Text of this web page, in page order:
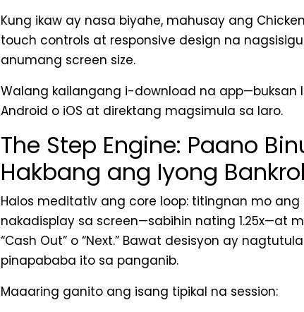
Kung ikaw ay nasa biyahe, mahusay ang
touch controls at responsive design na
anumang screen size.
Walang kailangang i-download na app—buksan
Android o iOS at direktang magsimula sa laro.
The Step Engine: Paano
Hakbang ang Iyong
Halos meditativ ang core loop: titingnan mo
nakadisplay sa screen—sabihin nating 1.25x—at
“Cash Out” o “Next.” Bawat desisyon ay
pinapababa ito sa panganib.
Maaaring ganito ang isang tipikal na session: